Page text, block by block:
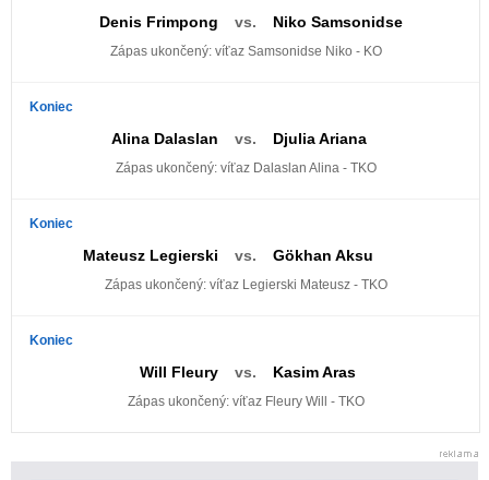
Denis Frimpong vs. Niko Samsonidse
Zápas ukončený: víťaz Samsonidse Niko - KO
Koniec
Alina Dalaslan vs. Djulia Ariana
Zápas ukončený: víťaz Dalaslan Alina - TKO
Koniec
Mateusz Legierski vs. Gökhan Aksu
Zápas ukončený: víťaz Legierski Mateusz - TKO
Koniec
Will Fleury vs. Kasim Aras
Zápas ukončený: víťaz Fleury Will - TKO